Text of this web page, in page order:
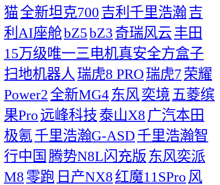
猫全新坦克700吉利千里浩瀚吉
利AI座舱bZ5bZ3奇瑞风云丰田
15万级唯一三电机真安全方盒子
扫地机器人 瑞虎8 PRO瑞虎7荣耀
Power2 全新MG4 东风奕境 五菱缤
果Pro远峰科技泰山X8 广汽本田
极氪千里浩瀚G-ASD千里浩瀚智
行中国 腾势N8L闪充版 东风奕派
M8零跑 日产NX8红魔11SPro 风